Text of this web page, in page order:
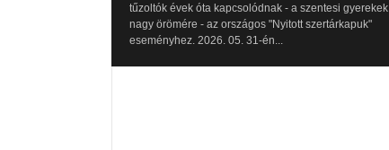
tűzoltók évek óta kapcsolódnak - a szentesi gyerekek
nagy örömére - az országos "Nyitott szertárkapuk"
eseményhez. 2026. 05. 31-én...